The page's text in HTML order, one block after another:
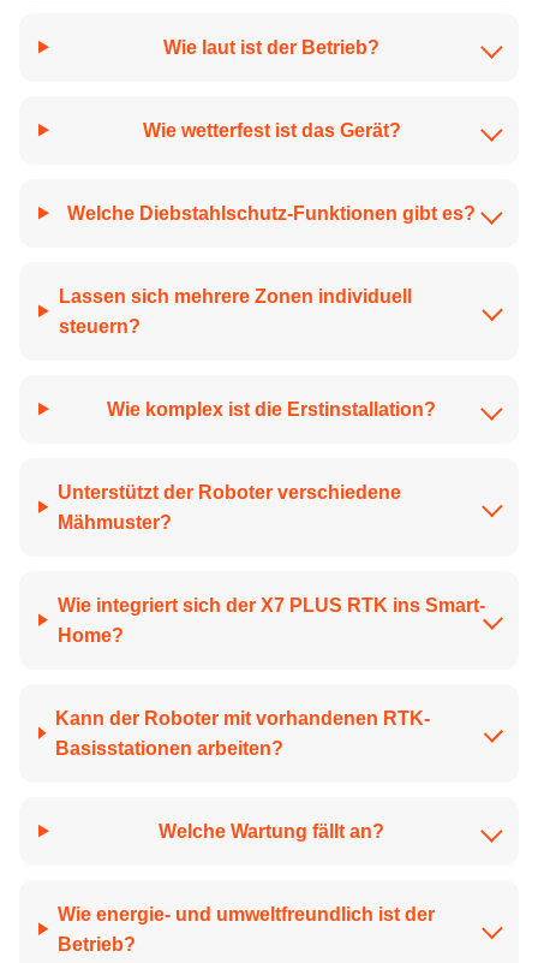
Wie laut ist der Betrieb?
Wie wetterfest ist das Gerät?
Welche Diebstahlschutz-Funktionen gibt es?
Lassen sich mehrere Zonen individuell
steuern?
Wie komplex ist die Erstinstallation?
Unterstützt der Roboter verschiedene
Mähmuster?
Wie integriert sich der X7 PLUS RTK ins Smart-
Home?
Kann der Roboter mit vorhandenen RTK-
Basisstationen arbeiten?
Welche Wartung fällt an?
Wie energie- und umweltfreundlich ist der
Betrieb?